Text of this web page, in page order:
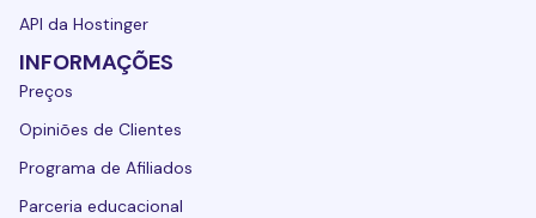
API da Hostinger
INFORMAÇÕES
Preços
Opiniões de Clientes
Programa de Afiliados
Parceria educacional